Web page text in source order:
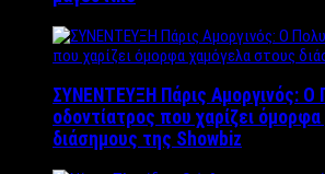
ΣΥΝΕΝΤΕΥΞΗ Πάρις Αμοργινός: O
οδοντίατρος που χαρίζει
διάσημους της Showbiz